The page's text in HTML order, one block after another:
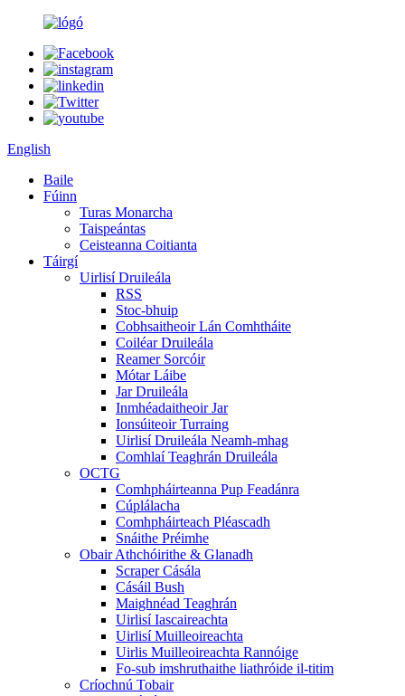
English
Baile
Fúinn
Turas Monarcha
Taispeántas
Ceisteanna Coitianta
Táirgí
Uirlisí Druileála
RSS
Stoc-bhuip
Cobhsaitheoir Lán Comhtháite
Coiléar Druileála
Reamer Sorcóir
Mótar Láibe
Jar Druileála
Inmhéadaitheoir Jar
Ionsúiteoir Turraing
Uirlisí Druileála Neamh-mhag
Comhlaí Teaghrán Druileála
OCTG
Comhpháirteanna Pup Feadánra
Cúplálacha
Comhpháirteach Pléascadh
Snáithe Préimhe
Obair Athchóirithe & Glanadh
Scraper Cásála
Cásáil Bush
Maighnéad Teaghrán
Uirlisí Iascaireachta
Uirlisí Muilleoireachta
Uirlis Muilleoireachta Rannóige
Fo-sub imshruthaithe liathróide il-titim
Críochnú Tobair